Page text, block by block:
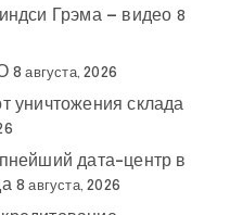
Грэма — видео 8
8 августа, 2026
уничтожения склада
дата-центр в
8 августа, 2026